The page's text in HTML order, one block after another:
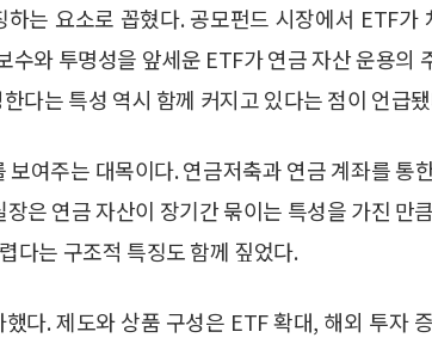
는 요소로 꼽혔다. 공모펀드 시장에서 ETF가
와 투명성을 앞세운 ETF가 연금 자산 운용의
다는 특성 역시 함께 커지고 있다는 점이 언급
여주는 대목이다. 연금저축과 연금 계좌를 통
은 연금 자산이 장기간 묶이는 특성을 가진 만
다는 구조적 특징도 함께 짚었다.
다. 제도와 상품 구성은 ETF 확대, 해외 투자